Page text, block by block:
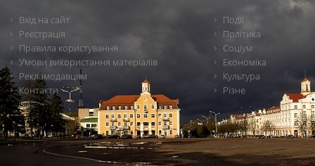
Вхід на сайт
Реєстрація
Правила користування
Умови використання матеріалів
Рекламодавцям
Контакти
Події
Політика
Соціум
Економіка
Культура
Різне